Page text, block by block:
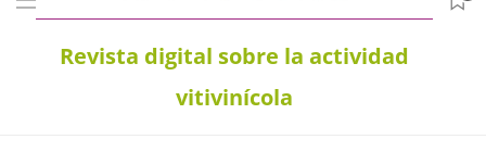
Revista digital sobre la actividad
vitivinícola